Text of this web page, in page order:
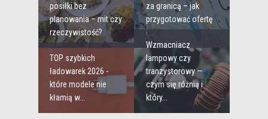
posiłki bez
planowania – mit czy
rzeczywistość?
za granicą – jak
przygotować ofertę
i...
TOP szybkich
ładowarek 2026 -
które modele nie
kłamią w...
Wzmacniacz
lampowy czy
tranzystorowy —
czym się różnią i
który...